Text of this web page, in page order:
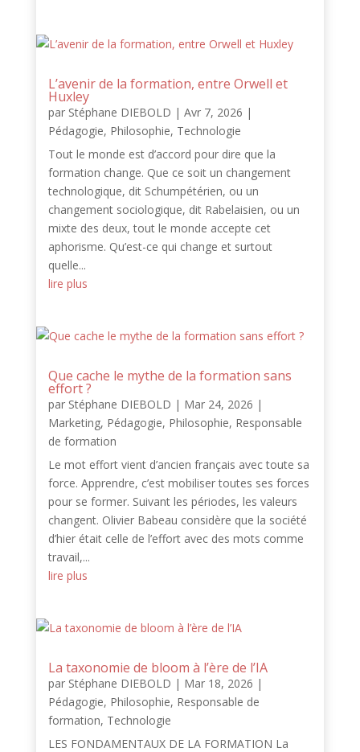
L’avenir de la formation, entre Orwell et
Huxley
par Stéphane DIEBOLD | Avr 7, 2026 |
Pédagogie, Philosophie, Technologie
Tout le monde est d’accord pour dire que la
formation change. Que ce soit un changement
technologique, dit Schumpétérien, ou un
changement sociologique, dit Rabelaisien, ou un
mixte des deux, tout le monde accepte cet
aphorisme. Qu’est-ce qui change et surtout
quelle...
lire plus
Que cache le mythe de la formation sans
effort ?
par Stéphane DIEBOLD | Mar 24, 2026 |
Marketing, Pédagogie, Philosophie, Responsable
de formation
Le mot effort vient d’ancien français avec toute sa
force. Apprendre, c’est mobiliser toutes ses forces
pour se former. Suivant les périodes, les valeurs
changent. Olivier Babeau considère que la société
d’hier était celle de l’effort avec des mots comme
travail,...
lire plus
La taxonomie de bloom à l’ère de l’IA
par Stéphane DIEBOLD | Mar 18, 2026 |
Pédagogie, Philosophie, Responsable de
formation, Technologie
LES FONDAMENTAUX DE LA FORMATION La